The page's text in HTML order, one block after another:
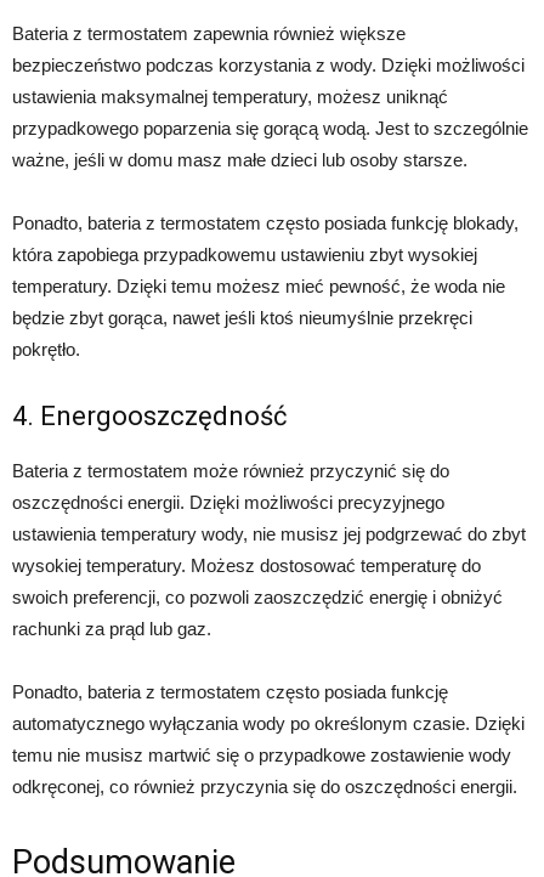
Bateria z termostatem zapewnia również większe
bezpieczeństwo podczas korzystania z wody. Dzięki możliwości
ustawienia maksymalnej temperatury, możesz uniknąć
przypadkowego poparzenia się gorącą wodą. Jest to szczególnie
ważne, jeśli w domu masz małe dzieci lub osoby starsze.
Ponadto, bateria z termostatem często posiada funkcję blokady,
która zapobiega przypadkowemu ustawieniu zbyt wysokiej
temperatury. Dzięki temu możesz mieć pewność, że woda nie
będzie zbyt gorąca, nawet jeśli ktoś nieumyślnie przekręci
pokrętło.
4. Energooszczędność
Bateria z termostatem może również przyczynić się do
oszczędności energii. Dzięki możliwości precyzyjnego
ustawienia temperatury wody, nie musisz jej podgrzewać do zbyt
wysokiej temperatury. Możesz dostosować temperaturę do
swoich preferencji, co pozwoli zaoszczędzić energię i obniżyć
rachunki za prąd lub gaz.
Ponadto, bateria z termostatem często posiada funkcję
automatycznego wyłączania wody po określonym czasie. Dzięki
temu nie musisz martwić się o przypadkowe zostawienie wody
odkręconej, co również przyczynia się do oszczędności energii.
Podsumowanie